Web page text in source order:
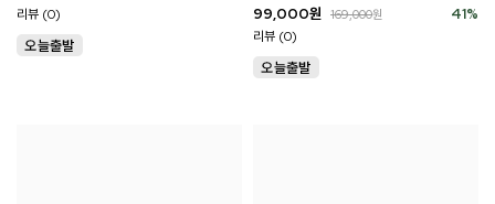
리뷰 (0)
41%
99,000원 169,000원
리뷰 (0)